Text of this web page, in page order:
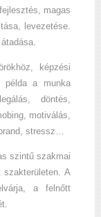
magas
levezetése.
képzési
példa a munka
döntés,
motiválás,
stressz…
szintű szakmai
A
a felnőtt